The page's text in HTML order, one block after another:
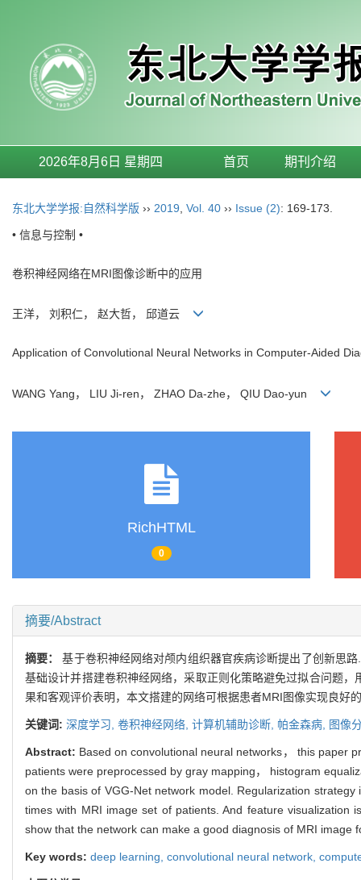
2026年8月6日 星期四 首页 期刊介绍
东北大学学报:自然科学版 ›› 2019 Vol. 40 ›› Issue (2): 169-173.
• 信息与控制 •
卷积神经网络在MRI图像诊断中的应用
王洋， 刘积仁， 赵大哲， 邱道云
Application of Convolutional Neural Networks in Computer-Aided
WANG Yang， LIU Ji-ren， ZHAO Da-zhe， QIU Dao-yun
RichHTML
0
摘要/Abstract
摘要：基于卷积神经网络对颅内组织器官疾病诊断提出了创新思
基础设计并搭建卷积神经网络，采取正则化策略避免过拟合问题
果和客观评价表明，本文搭建的网络可根据患者MRI图像实现良好
关键词: 深度学习, 卷积神经网络, 计算机辅助诊断, 帕金森病, 图像
Abstract: Based on convolutional neural networks， this paper
patients were preprocessed by gray mapping， histogram
on the basis of VGG-Net network model. Regularization
times with MRI image set of patients. And feature
show that the network can make a good diagnosis of MRI image
Key words: deep learning, convolutional neural network,